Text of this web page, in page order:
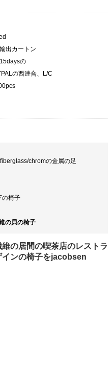
出カートン
の
の西連合、L/C
chromの金属の足
の椅子
の貝の椅子
の居間の喫茶店のレストラ
インの椅子をjacobsen